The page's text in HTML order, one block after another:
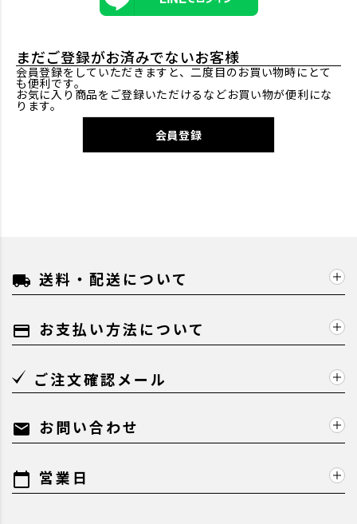
まだご登録がお済みでないお客様
会員登録をしていただきますと、二度目のお買い物時にとて
も便利です。
お気に入り商品をご登録いただけるなどお買い物が便利にな
ります。
会員登録
local_shipping 送料・配送について
payment お支払い方法について
ご注文確認メール
mail お問い合わせ
calendar_today 営業日